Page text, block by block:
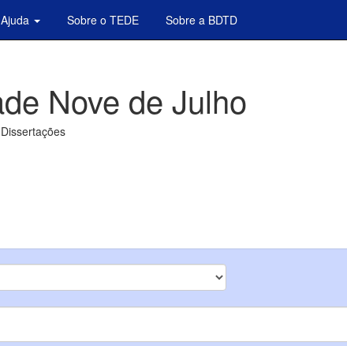
Ajuda Sobre o TEDE Sobre a BDTD
Nove de Julho